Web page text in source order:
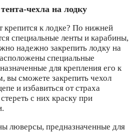
чехла на лодку
крепится к лодке? По нижней
специальные ленты и карабины,
надежно закрепить лодку на
специальные
для крепления его к
вы сможете закрепить чехол
и избавиться от страха
с них краску при
люверсы, предназначенные для